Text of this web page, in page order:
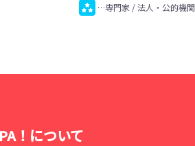
…専門家 / 法人・公的機関
！について